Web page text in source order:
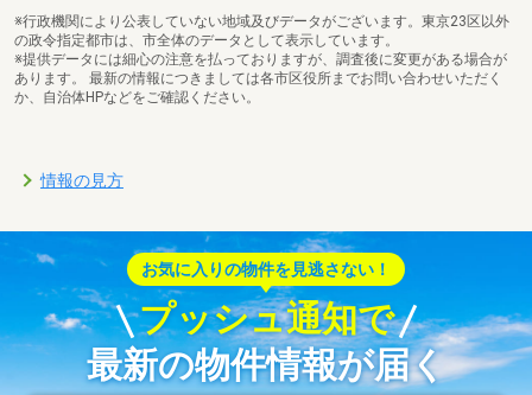
※行政機関により公表していない地域及びデータがございます。東京23区以外
の政令指定都市は、市全体のデータとして表示しています。
※提供データには細心の注意を払っておりますが、調査後に変更がある場合が
あります。 最新の情報につきましては各市区役所までお問い合わせいただく
か、自治体HPなどをご確認ください。
情報の見方
お気に入りの物件を見逃さない！
プッシュ通知で
最新の物件情報が届く